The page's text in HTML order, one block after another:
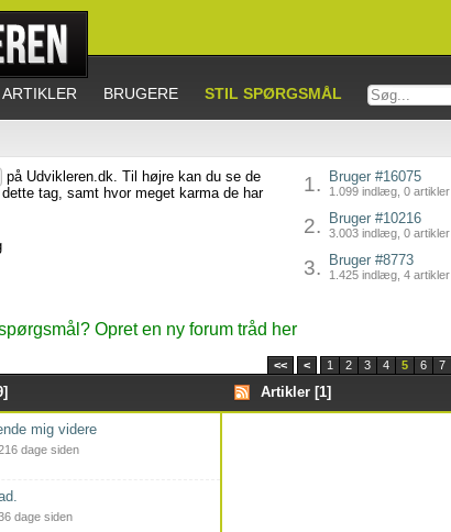
ARTIKLER BRUGERE STIL SPØRGSMÅL
på Udvikleren.dk. Til højre kan du se de
tag, samt hvor meget karma de har
1. Bruger #16075
1.099 indlæg, 0 artikler
2. Bruger #10216
3.003 indlæg, 0 artikler
3. Bruger #8773
1.425 indlæg, 4 artikler
Opret en ny forum tråd her
<< < 1 2 3 4 5 6 7
Artikler [1]
mig videre
dage siden
dage siden